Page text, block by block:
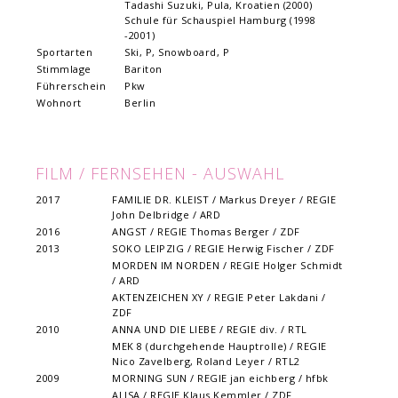
Tadashi Suzuki, Pula, Kroatien (2000)
Schule für Schauspiel Hamburg (1998
-2001)
Sportarten
Ski, P, Snowboard, P
Stimmlage
Bariton
Führerschein
Pkw
Wohnort
Berlin
FILM / FERNSEHEN - AUSWAHL
2017
FAMILIE DR. KLEIST / Markus Dreyer / REGIE
John Delbridge / ARD
2016
ANGST / REGIE Thomas Berger / ZDF
2013
SOKO LEIPZIG / REGIE Herwig Fischer / ZDF
MORDEN IM NORDEN / REGIE Holger Schmidt
/ ARD
AKTENZEICHEN XY / REGIE Peter Lakdani /
ZDF
2010
ANNA UND DIE LIEBE / REGIE div. / RTL
MEK 8 (durchgehende Hauptrolle) / REGIE
Nico Zavelberg, Roland Leyer / RTL2
2009
MORNING SUN / REGIE jan eichberg / hfbk
ALISA / REGIE Klaus Kemmler / ZDF